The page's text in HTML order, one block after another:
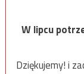
W lipcu
Dziękujemy! i